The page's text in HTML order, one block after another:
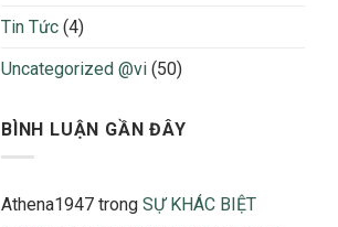
Tin Tức (4)
Uncategorized @vi (50)
BÌNH LUẬN GẦN ĐÂY
Athena1947 trong SỰ KHÁC BIỆT